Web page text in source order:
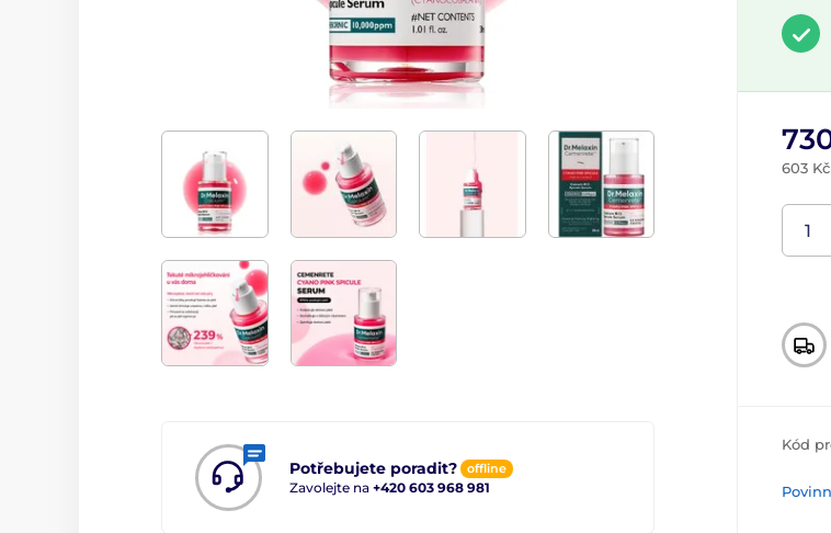
Potřebujete poradit? offline
Zavolejte na +420 603 968 981
603
Kód